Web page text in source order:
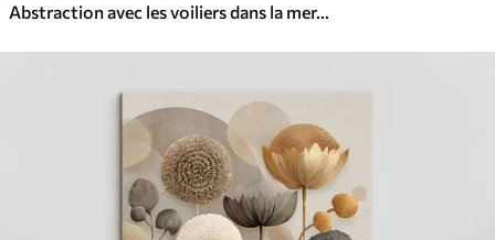
Abstraction avec les voiliers dans la mer, style acrylique, coucher de soleil